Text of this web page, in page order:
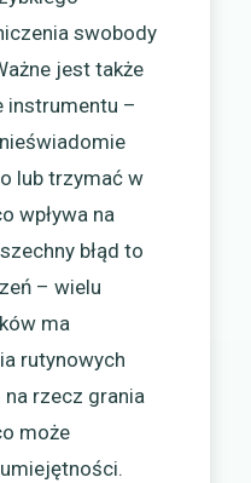
swobody
jest także
instrumentu –
lub trzymać w
wpływa na
błąd to
– wielu
ma
rutynowych
rzecz grania
może